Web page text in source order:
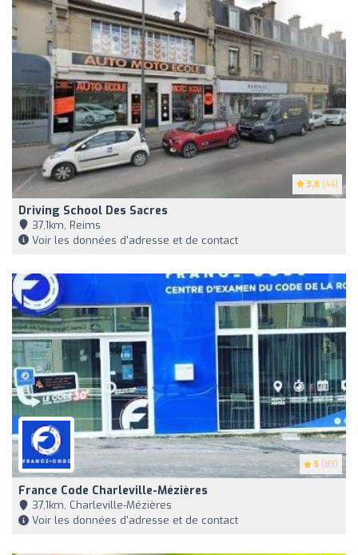
3.8 (44)
Driving School Des Sacres
37,1km, Reims
Voir les données d'adresse et de contact
5 (83)
France Code Charleville-Mézières
37,1km, Charleville-Mézières
Voir les données d'adresse et de contact